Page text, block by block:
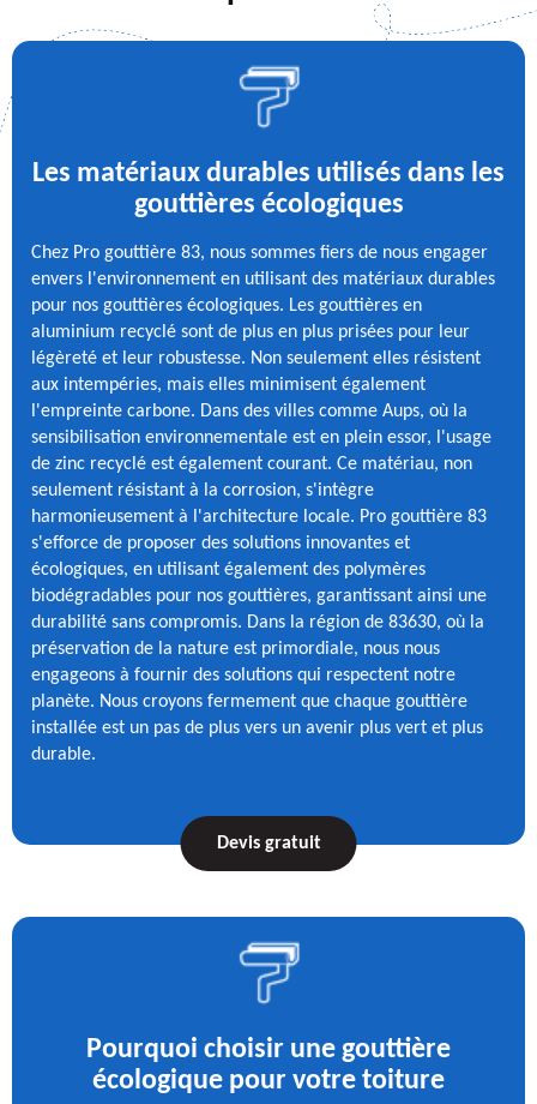
Les matériaux durables utilisés dans les
gouttières écologiques
Chez Pro gouttière 83, nous sommes fiers de nous engager
envers l'environnement en utilisant des matériaux durables
pour nos gouttières écologiques. Les gouttières en
aluminium recyclé sont de plus en plus prisées pour leur
légèreté et leur robustesse. Non seulement elles résistent
aux intempéries, mais elles minimisent également
l'empreinte carbone. Dans des villes comme Aups, où la
sensibilisation environnementale est en plein essor, l'usage
de zinc recyclé est également courant. Ce matériau, non
seulement résistant à la corrosion, s'intègre
harmonieusement à l'architecture locale. Pro gouttière 83
s'efforce de proposer des solutions innovantes et
écologiques, en utilisant également des polymères
biodégradables pour nos gouttières, garantissant ainsi une
durabilité sans compromis. Dans la région de 83630, où la
préservation de la nature est primordiale, nous nous
engageons à fournir des solutions qui respectent notre
planète. Nous croyons fermement que chaque gouttière
installée est un pas de plus vers un avenir plus vert et plus
durable.
Devis gratuit
Pourquoi choisir une gouttière
écologique pour votre toiture